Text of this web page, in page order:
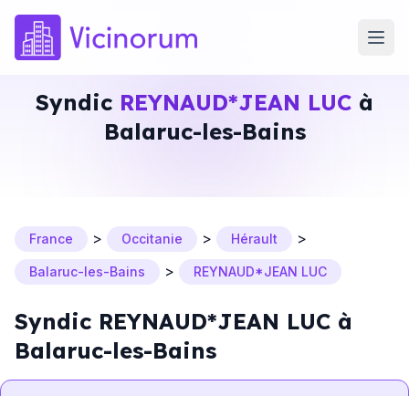
Syndic REYNAUD*JEAN LUC à
Balaruc-les-Bains
France > Occitanie > Hérault >
Balaruc-les-Bains > REYNAUD*JEAN LUC
Syndic REYNAUD*JEAN LUC à
Balaruc-les-Bains